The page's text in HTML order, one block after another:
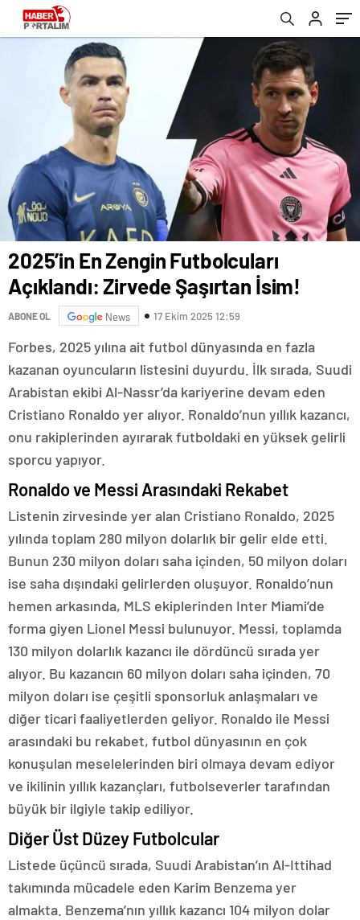
2025’in En Zengin Futbolcuları
Açıklandı: Zirvede Şaşırtan İsim!
ABONE OL News 17 Ekim 2025 12:59
Forbes, 2025 yılına ait futbol dünyasında en fazla
kazanan oyuncuların listesini duyurdu. İlk sırada, Suudi
Arabistan ekibi Al-Nassr’da kariyerine devam eden
Cristiano Ronaldo yer alıyor. Ronaldo’nun yıllık kazancı,
onu rakiplerinden ayırarak futboldaki en yüksek gelirli
sporcu yapıyor.
Ronaldo ve Messi Arasındaki Rekabet
Listenin zirvesinde yer alan Cristiano Ronaldo, 2025
yılında toplam 280 milyon dolarlık bir gelir elde etti.
Bunun 230 milyon doları saha içinden, 50 milyon doları
ise saha dışındaki gelirlerden oluşuyor. Ronaldo’nun
hemen arkasında, MLS ekiplerinden Inter Miami’de
forma giyen Lionel Messi bulunuyor. Messi, toplamda
130 milyon dolarlık kazancı ile dördüncü sırada yer
alıyor. Bu kazancın 60 milyon doları saha içinden, 70
milyon doları ise çeşitli sponsorluk anlaşmaları ve
diğer ticari faaliyetlerden geliyor. Ronaldo ile Messi
arasındaki bu rekabet, futbol dünyasının en çok
konuşulan meselelerinden biri olmaya devam ediyor
ve ikilinin yıllık kazançları, futbolseverler tarafından
büyük bir ilgiyle takip ediliyor.
Diğer Üst Düzey Futbolcular
Listede üçüncü sırada, Suudi Arabistan’ın Al-Ittihad
takımında mücadele eden Karim Benzema yer
almakta. Benzema’nın yıllık kazancı 104 milyon dolar